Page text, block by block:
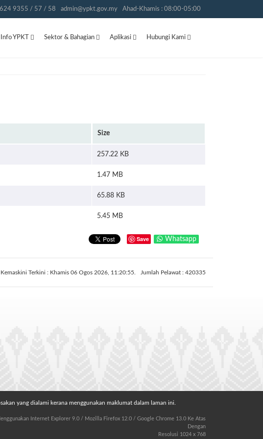
9355 / 57 / 58 admin@ypkt.gov.my Ahad-Khamis : 08:00-05:00
Info YPKT Sektor & Bahagian Aplikasi Hubungi Kami
Size
257.22 KB
1.47 MB
65.88 KB
5.45 MB
Save Whatsapp
Jumlah Pelawat : 420335
Kemaskini Terkini : Khamis 06 Ogos 2026, 11:20:55.
yang dialami kerana menggunakan maklumat dalam laman ini.
Internet Explorer 9.0 / Mozilla Firefox 12.0 / Google Chrome 13.0 Ke Atas
Dengan
Resolusi 1024 x 768